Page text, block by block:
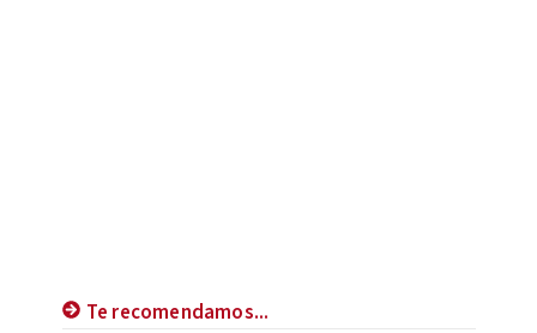
Te recomendamos...